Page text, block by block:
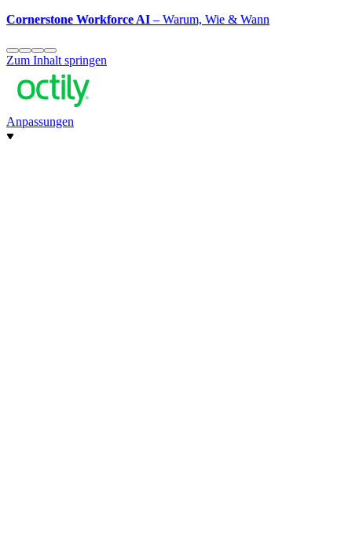
Cornerstone Workforce AI– Warum, Wie & Wann
Zum Inhalt springen
Anpassungen